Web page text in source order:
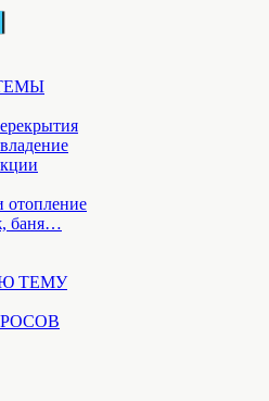
отопление
баня…
ТЕМУ